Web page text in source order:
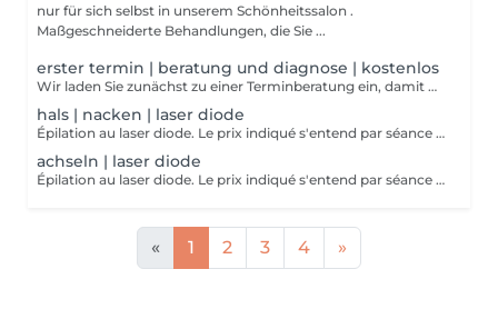
nur für sich selbst in unserem Schönheitssalon .
Maßgeschneiderte Behandlungen, die Sie ...
erster termin | beratung und diagnose | kostenlos
Wir laden Sie zunächst zu einer Terminberatung ein, damit wir eine detaillierte Diagnose stellen können! Wir finden gemeinsam mit Ihnen die passende Lösung, damit Ihre endgültige Haarentfernung zum Erfolg wird.
hals | nacken | laser diode
Épilation au laser diode. Le prix indiqué s'entend par séance (1x). Rasez bien la zone la quelle vous voulez traiter avant votre rendez-vous! Si vous vous êtes pas raser ou pas bien raser la zone désirer a traiter on devra vous facturer le rasage. 8-10 séances sont nécessaires pour un résultat optimal.
achseln | laser diode
Épilation au laser diode. Le prix indiqué s'entend par séance (1x). Rasez bien la zone la quelle vous voulez traiter avant votre rendez-vous! Si vous vous êtes pas raser ou pas bien raser la zone désirer a traiter on devra vous facturer le rasage. 8-10 séances sont nécessaires pour un résultat optimal.
« 1 2 3 4 »